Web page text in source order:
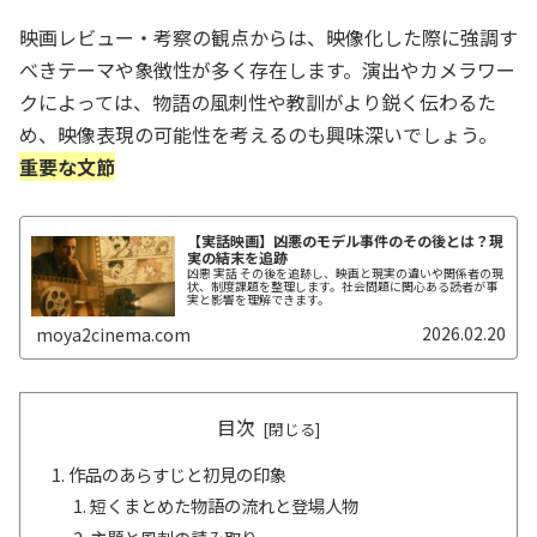
映画レビュー・考察の観点からは、映像化した際に強調す
べきテーマや象徴性が多く存在します。演出やカメラワー
クによっては、物語の風刺性や教訓がより鋭く伝わるた
め、映像表現の可能性を考えるのも興味深いでしょう。
重要な文節
【実話映画】凶悪のモデル事件のその後とは？現
実の結末を追跡
凶悪 実話 その後を追跡し、映画と現実の違いや関係者の現
状、制度課題を整理します。社会問題に関心ある読者が事
実と影響を理解できます。
moya2cinema.com 2026.02.20
目次
作品のあらすじと初見の印象
短くまとめた物語の流れと登場人物